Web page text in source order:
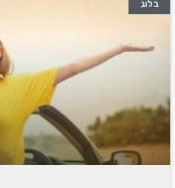
בלוג